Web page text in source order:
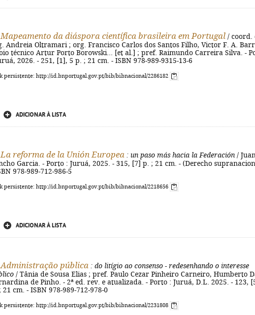
Mapeamento da diáspora científica brasileira em Portugal / coord.
Andreia Oltramari ; org. Francisco Carlos dos Santos Filho, Victor F. A.
técnico Artur Porto Borowski... [et al.] ; pref. Raimundo Carreira Silva. -
2026. - 251, [1], 5 p. ; 21 cm. - ISBN 978-989-9315-13-6
persistente: http://id.bnportugal.gov.pt/bib/bibnacional/2286182
ADICIONAR À LISTA
La reforma de la Unión Europea : un paso más hacia la Federación / Juan
Garcia. - Porto : Juruá, 2025. - 315, [7] p. ; 21 cm. - (Derecho
978-989-712-986-5
persistente: http://id.bnportugal.gov.pt/bib/bibnacional/2218656
ADICIONAR À LISTA
Administração pública : do litígio ao consenso - redesenhando o interesse
/ Tânia de Sousa Elias ; pref. Paulo Cezar Pinheiro Carneiro, Humberto
de Pinho. - 2ª ed. rev. e atualizada. - Porto : Juruá, D.L. 2025. - 123,
21 cm. - ISBN 978-989-712-978-0
persistente: http://id.bnportugal.gov.pt/bib/bibnacional/2231808